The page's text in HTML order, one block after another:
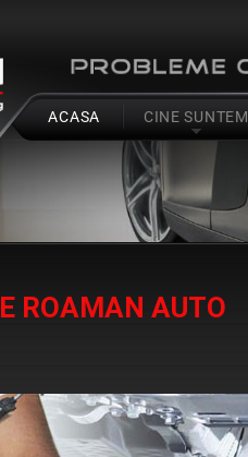
ACASA CINE SUNTEM
ROAMAN AUTO